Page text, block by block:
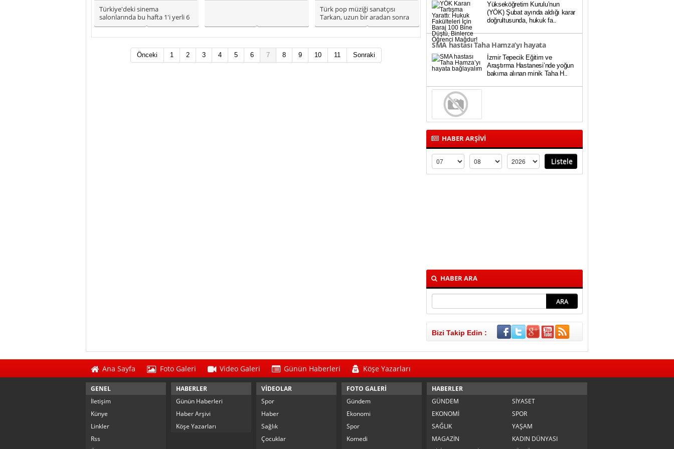
Fakülteleri İçin Baraj 100 Bine Düştü,
Binlerce Öğrenci Mağdur!
Yükseköğretim Kurulu’nun
(YÖK) Şubat ayında aldığı karar
doğrultusunda, hukuk fa..
SMA hastası Taha Hamza’yı hayata
bağlayalım
İzmir Tepecik Eğitim ve
Araştırma Hastanesi’nde yoğun
bakıma alınan minik Taha H..
HABER ARŞİVİ
HABER ARA
Bizi Takip Edin :
Türkiye'deki sinema
salonlarında bu hafta 1'i yerli 6
film vizyona girecek
Türk pop müziği sanatçısı
Tarkan, uzun bir aradan sonra
Rusya’nın başkenti
Önceki 1 2 3 4 5 6 7 8 9 10 11 Sonraki
Ana Sayfa Foto Galeri Video Galeri Günün Haberleri Köşe Yazarları
GENEL
İletişim
Künye
Linkler
Rss
HABERLER
Günün Haberleri
Haber Arşivi
Köşe Yazarları
VİDEOLAR
Spor
Haber
Sağlık
Çocuklar
FOTO GALERİ
Gündem
Ekonomi
Spor
Komedi
HABERLER
GÜNDEM
SİYASET
EKONOMİ
SPOR
SAĞLIK
YAŞAM
MAGAZİN
KADIN DÜNYASI